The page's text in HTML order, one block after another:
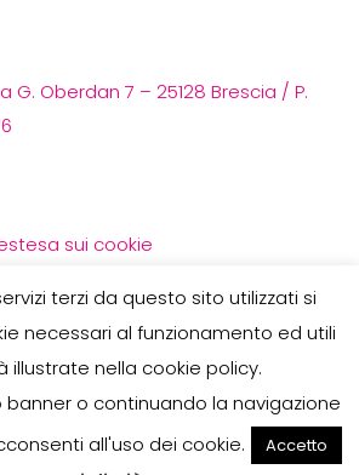
G. Oberdan 7 – 25128 Brescia / P.
sui cookie
PRIVACY | ECLIPTICA THEME
terzi da questo sito utilizzati si
necessari al funzionamento ed utili
illustrate nella cookie policy.
o continuando la navigazione
all'uso dei cookie.
Accetto